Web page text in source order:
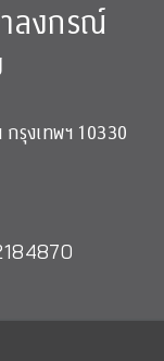
ลงกรณ์
รุงเทพฯ 10330